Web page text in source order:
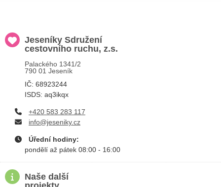
Jeseníky Sdružení
cestovního ruchu, z.s.
Palackého 1341/2
790 01 Jeseník
IČ: 68923244
ISDS: aq3ikqx
+420 583 283 117
info@jeseniky.cz
Úřední hodiny:
pondělí až pátek 08:00 - 16:00
Naše další